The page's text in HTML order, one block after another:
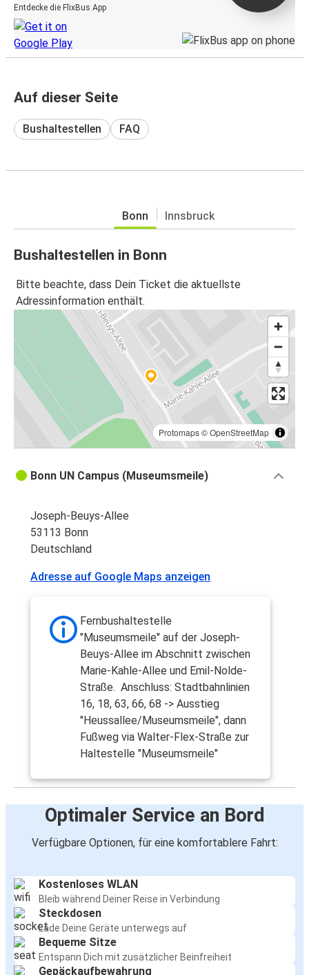
Entdecke die FlixBus App
Auf dieser Seite
Bushaltestellen FAQ
Bonn Innsbruck
Bushaltestellen in Bonn
Bitte beachte, dass Dein Ticket die aktuellste
Adressinformation enthält.
Protomaps©OpenStreetMap
Bonn UN Campus (Museumsmeile)
Joseph-Beuys-Allee
53113 Bonn
Deutschland
Adresse auf Google Maps anzeigen
Fernbushaltestelle
"Museumsmeile" auf der Joseph-
Beuys-Allee im Abschnitt zwischen
Marie-Kahle-Allee und Emil-Nolde-
Straße. Anschluss: Stadtbahnlinien
16, 18, 63, 66, 68 -> Ausstieg
"Heussallee/Museumsmeile", dann
Fußweg via Walter-Flex-Straße zur
Haltestelle "Museumsmeile"
Optimaler Service an Bord
Verfügbare Optionen, für eine komfortablere Fahrt:
Kostenloses WLAN
Bleib während Deiner Reise in Verbindung
Steckdosen
Lade Deine Geräte unterwegs auf
Bequeme Sitze
Entspann Dich mit zusätzlicher Beinfreiheit
Gepäckaufbewahrung